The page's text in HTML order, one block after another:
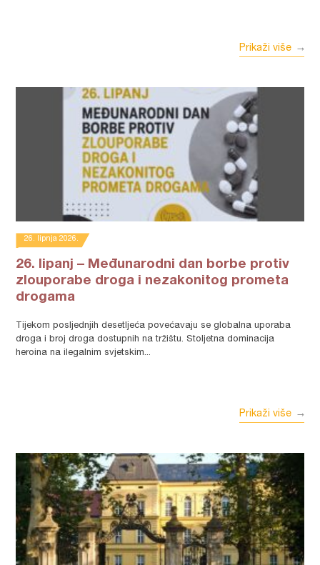
Prikaži više
26. lipnja 2026.
26. lipanj – Međunarodni dan borbe protiv
zlouporabe droga i nezakonitog prometa
drogama
Tijekom posljednjih desetljeća povećavaju se globalna uporaba
droga i broj droga dostupnih na tržištu. Stoljetna dominacija
heroina na ilegalnim svjetskim...
Prikaži više